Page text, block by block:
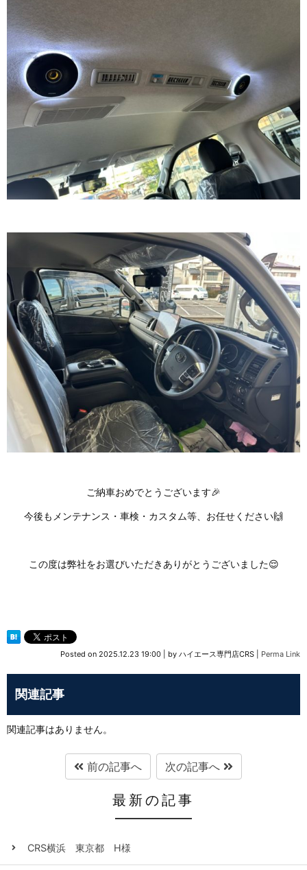
ご納車おめでとうございます🎉
今後もメンテナンス・車検・カスタム等、お任せください🙌
この度は弊社をお選びいただきありがとうございました😌
Posted on 2025.12.23 19:00 by ハイエース専門店CRS Perma Link
関連記事
関連記事はありません。
前の記事へ 次の記事へ
最新の記事
CRS横浜 東京都 H様